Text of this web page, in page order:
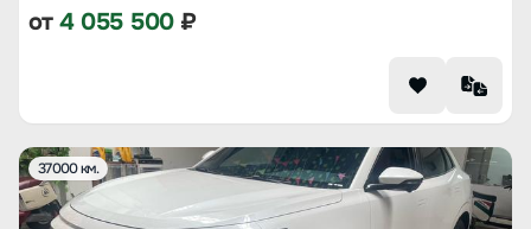
от4 055 500₽
37000 км.